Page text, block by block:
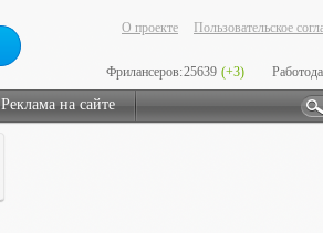
О проекте Пользовательское
Фрилансеров:25639 (+3)
Реклама на сайте